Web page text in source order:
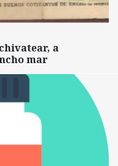
a
mar